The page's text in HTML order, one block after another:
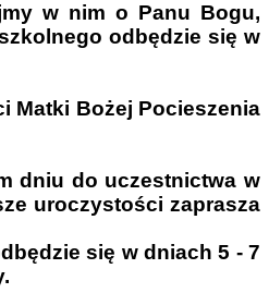
w nim o Panu Bogu,
odbędzie się w
Matki Bożej Pocieszenia
dniu do uczestnictwa w
uroczystości zaprasza
się w dniach 5 - 7